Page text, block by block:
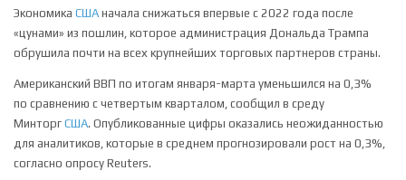
Экономика США начала снижаться впервые с 2022 года после
«цунами» из пошлин, которое администрация Дональда Трампа
обрушила почти на всех крупнейших торговых партнеров страны.
Американский ВВП по итогам января-марта уменьшился на 0,3%
по сравнению с четвертым кварталом, сообщил в среду
Минторг США. Опубликованные цифры оказались неожиданностью
для аналитиков, которые в среднем прогнозировали рост на 0,3%,
согласно опросу Reuters.